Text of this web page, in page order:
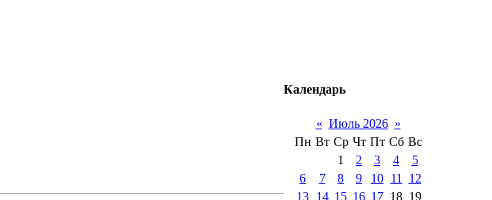
Календарь
« Июль 2026 »
Пн Вт Ср Чт Пт Сб Вс
1
2 3 4
5
6
7 8 9 10 11
12
13 14 15 16 17 18 19